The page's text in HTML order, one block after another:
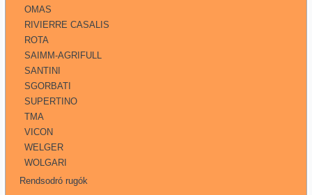
OMAS
RIVIERRE CASALIS
ROTA
SAIMM-AGRIFULL
SANTINI
SGORBATI
SUPERTINO
TMA
VICON
WELGER
WOLGARI
Rendsodró rugók